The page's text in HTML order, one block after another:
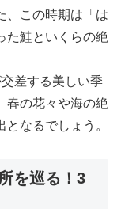
、この時期は「は
た鮭といくらの絶
差する美しい季
春の花々や海の絶
なるでしょう。
を巡る！3